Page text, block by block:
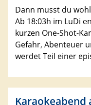
Dann musst du
Ab 18:03h im LuDi
kurzen One-Shot-
Gefahr, Abenteuer
werdet Teil einer
Karaokeabend